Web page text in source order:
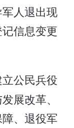
人退出现
信息变更
公民兵役
展改革、
、退役军